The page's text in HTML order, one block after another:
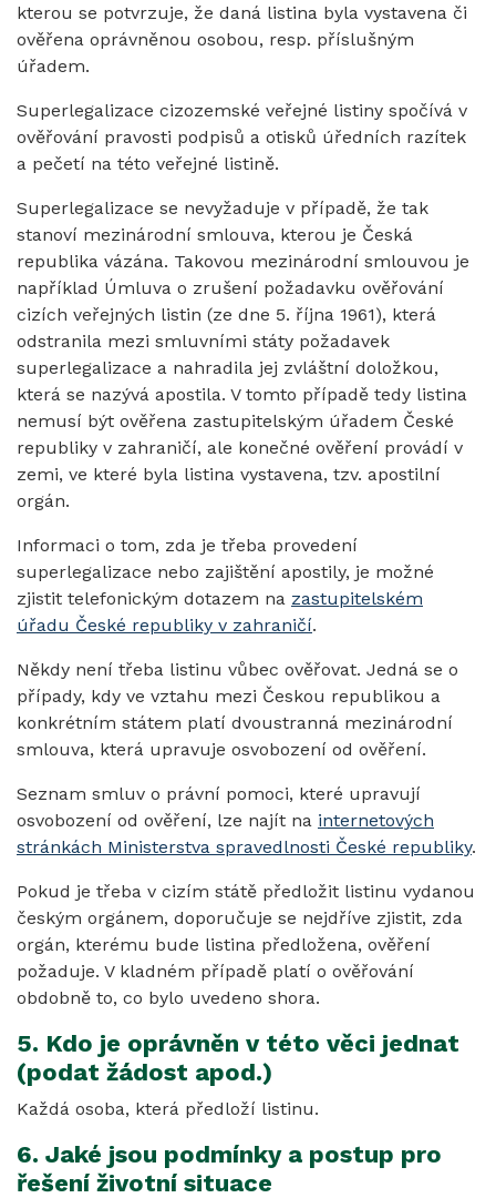
kterou se potvrzuje, že daná listina byla vystavena či
ověřena oprávněnou osobou, resp. příslušným
úřadem.
Superlegalizace cizozemské veřejné listiny spočívá v
ověřování pravosti podpisů a otisků úředních razítek
a pečetí na této veřejné listině.
Superlegalizace se nevyžaduje v případě, že tak
stanoví mezinárodní smlouva, kterou je Česká
republika vázána. Takovou mezinárodní smlouvou je
například Úmluva o zrušení požadavku ověřování
cizích veřejných listin (ze dne 5. října 1961), která
odstranila mezi smluvními státy požadavek
superlegalizace a nahradila jej zvláštní doložkou,
která se nazývá apostila. V tomto případě tedy listina
nemusí být ověřena zastupitelským úřadem České
republiky v zahraničí, ale konečné ověření provádí v
zemi, ve které byla listina vystavena, tzv. apostilní
orgán.
Informaci o tom, zda je třeba provedení
superlegalizace nebo zajištění apostily, je možné
zjistit telefonickým dotazem na zastupitelském
úřadu České republiky v zahraničí.
Někdy není třeba listinu vůbec ověřovat. Jedná se o
případy, kdy ve vztahu mezi Českou republikou a
konkrétním státem platí dvoustranná mezinárodní
smlouva, která upravuje osvobození od ověření.
Seznam smluv o právní pomoci, které upravují
osvobození od ověření, lze najít na internetových
stránkách Ministerstva spravedlnosti České republiky.
Pokud je třeba v cizím státě předložit listinu vydanou
českým orgánem, doporučuje se nejdříve zjistit, zda
orgán, kterému bude listina předložena, ověření
požaduje. V kladném případě platí o ověřování
obdobně to, co bylo uvedeno shora.
5. Kdo je oprávněn v této věci jednat
(podat žádost apod.)
Každá osoba, která předloží listinu.
6. Jaké jsou podmínky a postup pro
řešení životní situace